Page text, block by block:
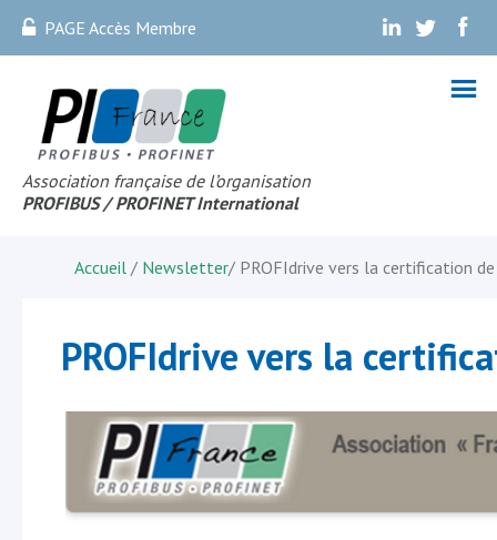
PAGE Accès Membre . . .
Association française de l’organisation
PROFIBUS / PROFINET International
Accueil / Newsletter/ PROFIdrive vers la certification de
PROFIdrive vers la